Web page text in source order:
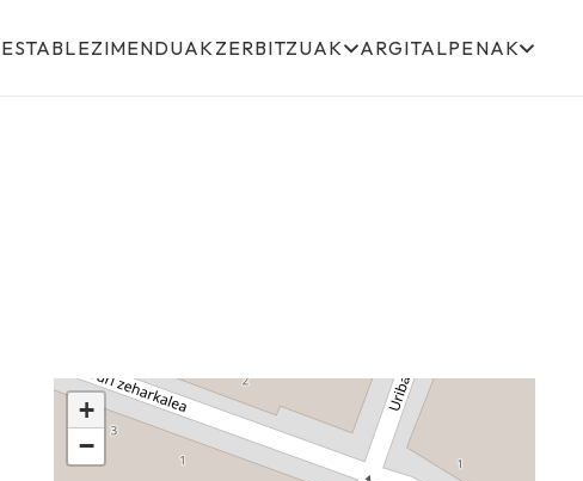
ESTABLEZIMENDUAKZERBITZUAK ARGITALPENAK
+
−